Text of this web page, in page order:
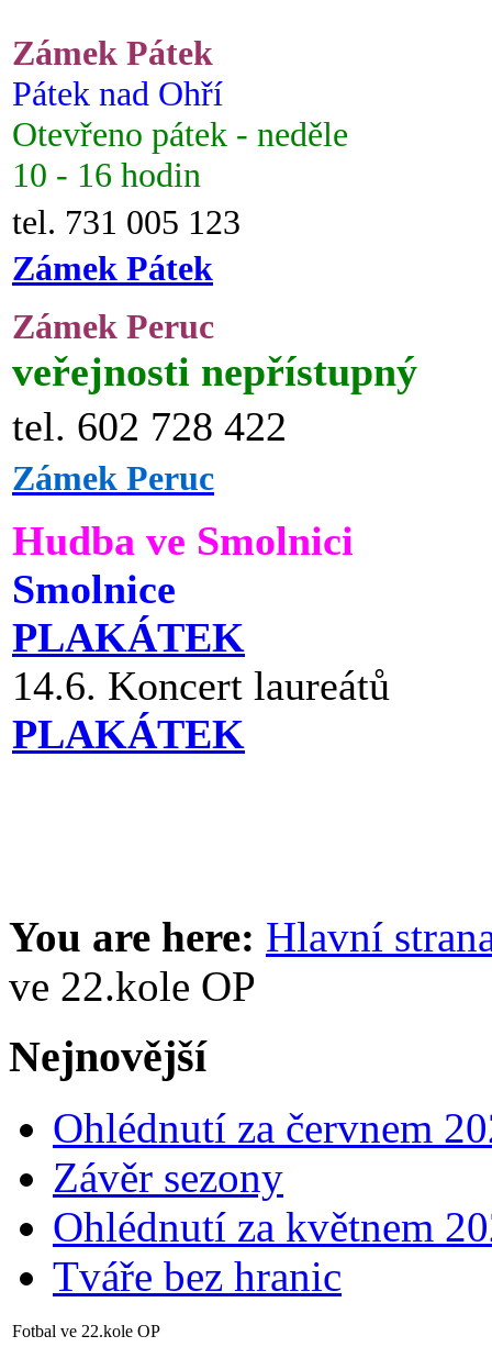
Zámek Pátek
Pátek nad Ohří
Otevřeno pátek - neděle
10 - 16 hodin
tel. 731 005 123
Zámek Pátek
Zámek Peruc
veřejnosti nepřístupný
tel. 602 728 422
Zámek Peruc
Hudba ve Smolnici
Smolnice
PLAKÁTEK
14.6. Koncert laureátů
PLAKÁTEK
You are here: Hlavní
ve 22.kole OP
Nejnovější
Ohlédnutí za červnem
Závěr sezony
Ohlédnutí za květnem
Tváře bez hranic
Fotbal ve 22.kole OP